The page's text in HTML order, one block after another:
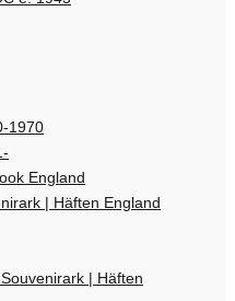
1970
England
| Häften England
| Häften